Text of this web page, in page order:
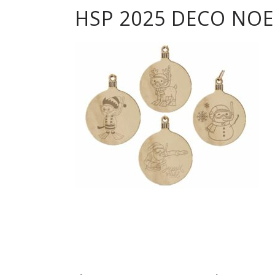
club
de
Hockey
de
HSP 2025 DECO